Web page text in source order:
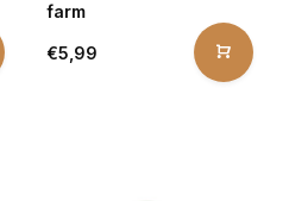
farm
€5,99